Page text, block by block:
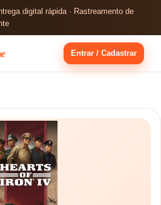
digital rápida · Rastreamento de
Entrar / Cadastrar